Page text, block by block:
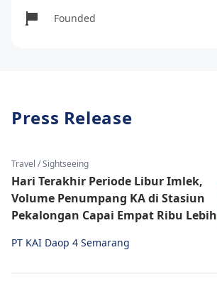
Founded
Press Release
Travel / Sightseeing
Hari Terakhir Periode Libur Imlek,
Volume Penumpang KA di Stasiun
Pekalongan Capai Empat Ribu Lebih
PT KAI Daop 4 Semarang